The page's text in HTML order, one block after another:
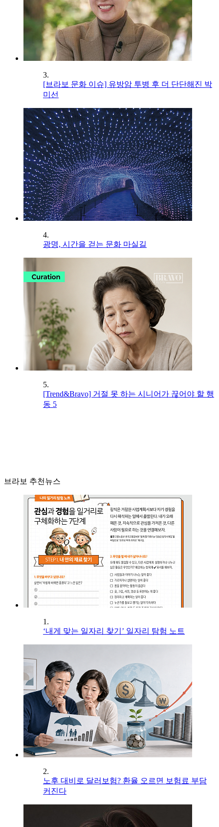
3.
[브라보 문화 이슈] 유방암 투병 후 더 단단해진 박
미선
4.
광명, 시간을 걷는 문화 마실길
5.
[Trend&Bravo] 거절 못 하는 시니어가 끊어야 할 행
동 5
브라보 추천뉴스
1.
‘내게 맞는 일자리 찾기’ 일자리 탐험 노트
2.
노후 대비로 달러보험? 환율 오르면 보험료 부담
커진다